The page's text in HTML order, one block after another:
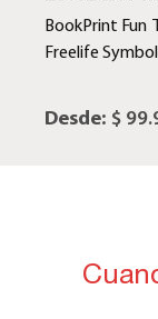
BookPrint Fun
Freelife
Desde: $